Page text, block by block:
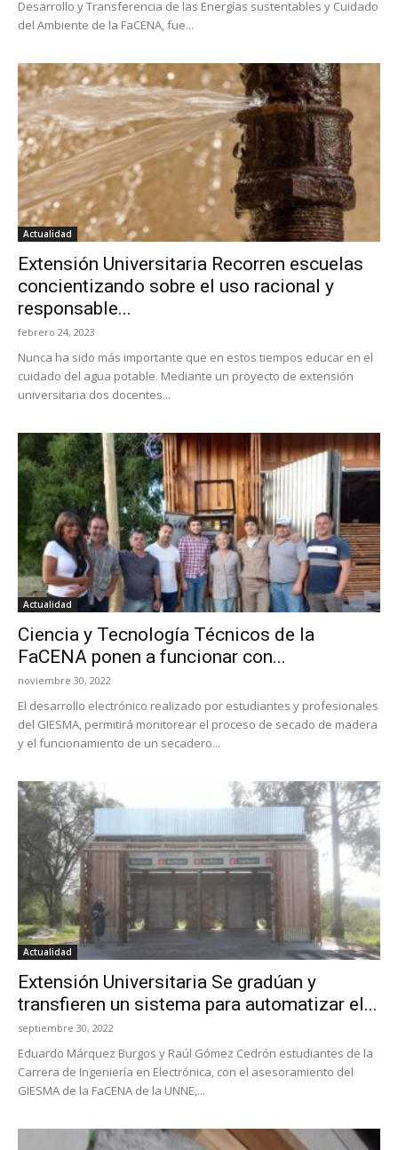
Desarrollo y Transferencia de las Energías sustentables y Cuidado
del Ambiente de la FaCENA, fue...
Actualidad
Extensión Universitaria Recorren escuelas
concientizando sobre el uso racional y
responsable...
febrero 24, 2023
Nunca ha sido más importante que en estos tiempos educar en el
cuidado del agua potable. Mediante un proyecto de extensión
universitaria dos docentes...
Actualidad
Ciencia y Tecnología Técnicos de la
FaCENA ponen a funcionar con...
noviembre 30, 2022
El desarrollo electrónico realizado por estudiantes y profesionales
del GIESMA, permitirá monitorear el proceso de secado de madera
y el funcionamiento de un secadero...
Actualidad
Extensión Universitaria Se gradúan y
transfieren un sistema para automatizar el...
septiembre 30, 2022
Eduardo Márquez Burgos y Raúl Gómez Cedrón estudiantes de la
Carrera de Ingeniería en Electrónica, con el asesoramiento del
GIESMA de la FaCENA de la UNNE,...